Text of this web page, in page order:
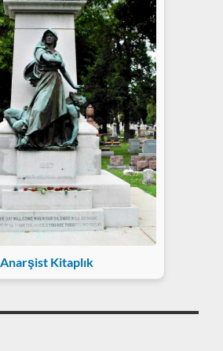
Anarşist Kitaplık